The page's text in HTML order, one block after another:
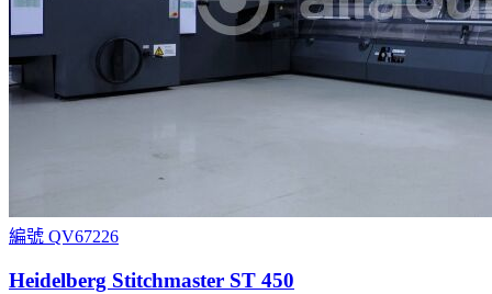
編號 QV67226
Heidelberg Stitchmaster ST 450